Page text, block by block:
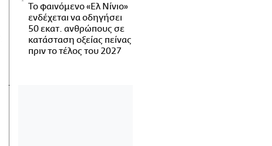
Το φαινόμενο «Ελ Νίνιο»
ενδέχεται να οδηγήσει
50 εκατ. ανθρώπους σε
κατάσταση οξείας πείνας
πριν το τέλος του 2027